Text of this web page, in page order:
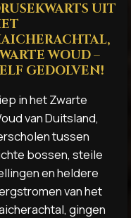
UIT
WOUD –
GEDOLVEN!
in het Zwarte
van Duitsland,
tussen
bossen, steile
en heldere
van het
gingen